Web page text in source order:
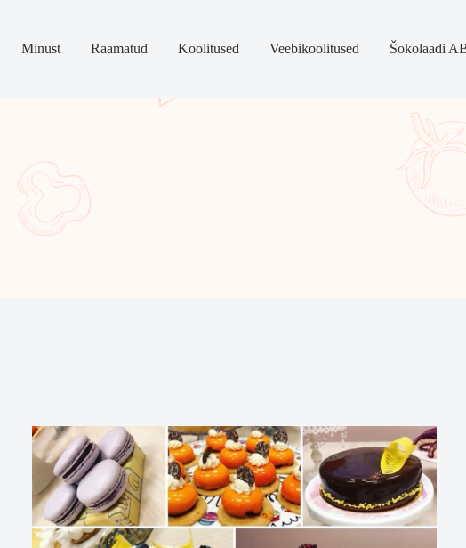
Minust Raamatud Koolitused Veebikoolitused Šokolaadi